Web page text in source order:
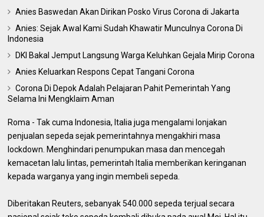
Anies Baswedan Akan Dirikan Posko Virus Corona di Jakarta
Anies: Sejak Awal Kami Sudah Khawatir Munculnya Corona Di
Indonesia
DKI Bakal Jemput Langsung Warga Keluhkan Gejala Mirip Corona
Anies Keluarkan Respons Cepat Tangani Corona
Corona Di Depok Adalah Pelajaran Pahit Pemerintah Yang
Selama Ini Mengklaim Aman
Roma - Tak cuma Indonesia, Italia juga mengalami lonjakan
penjualan sepeda sejak pemerintahnya mengakhiri masa
lockdown. Menghindari penumpukan masa dan mencegah
kemacetan lalu lintas, pemerintah Italia memberikan keringanan
kepada warganya yang ingin membeli sepeda.
Diberitakan Reuters, sebanyak 540.000 sepeda terjual secara